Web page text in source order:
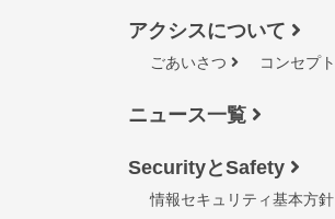
アクシスについて
ごあいさつ コンセプト
ニュース一覧
SecurityとSafety
情報セキュリティ基本方針